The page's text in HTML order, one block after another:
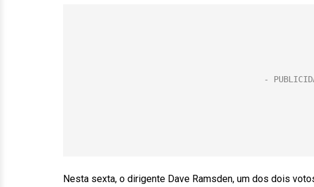
Nesta sexta, o dirigente Dave Ramsden, um dos dois